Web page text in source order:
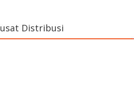
Distribusi